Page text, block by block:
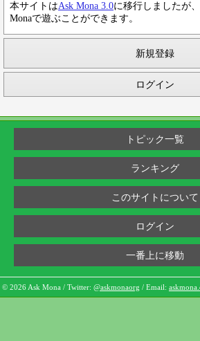
本サイトはAsk Mona 3.0に移行しましたが
Monaで遊ぶことができます。
新規登録
ログイン
トピック一覧
ランキング
このサイトについて
ログイン
一番上に移動
© 2026 Ask Mona / Twitter: @askmonaorg / Email: